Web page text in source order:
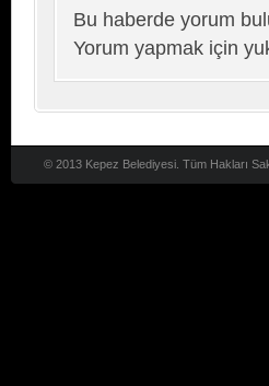
Bu haberde yorum
Yorum yapmak için
© 2013 Kepez Belediyesi. Tüm Hakları